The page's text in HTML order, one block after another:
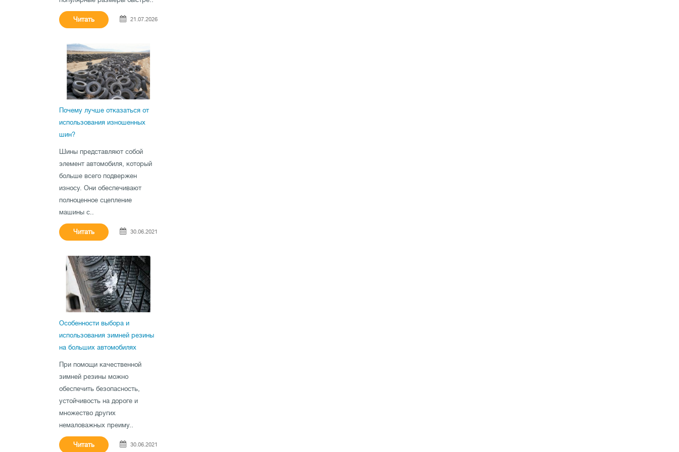
Hankook
Headway
Hifly
InterTrac
Jinyu
Kapsen 21
Kelly
Kingstar
Lanvigator
Lassa
Laufenn
Matador 33
Mazzini
Michelin 141
Mirage 13
Nankang
Nexen
Nitto 14
Nokian
NorTec
Orium
Ovation
Petlas
Pirelli
Читать 21.07.2026
Почему лучше отказаться от
использования изношенных
шин?
Шины представляют собой
элемент автомобиля, который
больше всего подвержен
износу. Они обеспечивают
полноценное сцепление
машины с..
Читать 30.06.2021
Особенности выбора и
использования зимней резины
на больших автомобилях
При помощи качественной
зимней резины можно
обеспечить безопасность,
устойчивость на дороге и
множество других
немаловажных преиму..
Читать 30.06.2021